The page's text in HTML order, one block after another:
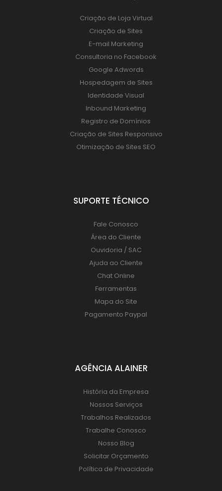
Criação de Loja Virtual
Criação de Sites
E-mail Marketing
Consultoria no Facebook
Google Adwords
Hospedagem de Sites
Identidade Visual
Inbound Marketing
Registro de Domínios
Criação de Sites Responsivo
Otimização de Sites SEO
SUPORTE TÉCNICO
Fale Conosco
Área do Cliente
Ouvidoria / SAC
Ajuda ao Cliente
Chat Online
Ferramentas
Mapa do Site
Pagamento Paypal
AGÊNCIA ALAINER
História da Empresa
Nossos Serviços
Trabalhos Realizados
Trabalhe Conosco
Nosso Blog
Solicitar Orçamento
Política de Privacidade